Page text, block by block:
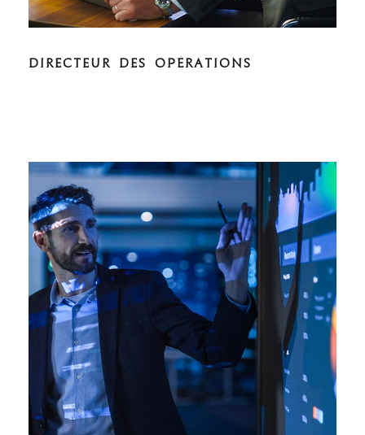
DIRECTEUR DES OPÉRATIONS